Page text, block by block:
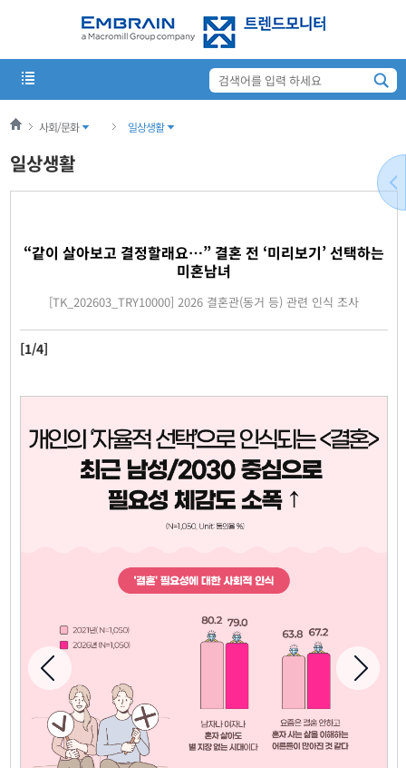
사회/문화 일상생활
일상생활
“같이 살아보고 결정할래요…” 결혼 전 ‘미리보기’ 선택하는
미혼남녀
[TK_202603_TRY10000] 2026 결혼관(동거 등) 관련 인식 조사
[1/4]